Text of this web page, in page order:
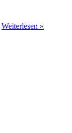
Weiterlesen »